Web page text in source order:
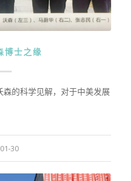
博士之缘
的科学见解，对于中美发展
30